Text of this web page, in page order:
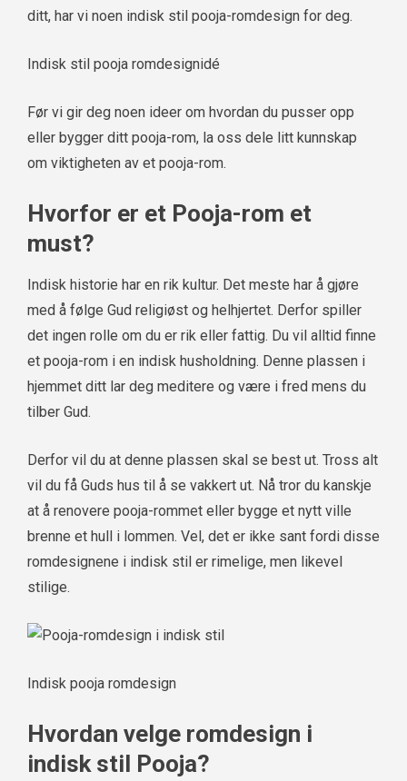
ditt, har vi noen indisk stil pooja-romdesign for deg.
Indisk stil pooja romdesignidé
Før vi gir deg noen ideer om hvordan du pusser opp
eller bygger ditt pooja-rom, la oss dele litt kunnskap
om viktigheten av et pooja-rom.
Hvorfor er et Pooja-rom et
must?
Indisk historie har en rik kultur. Det meste har å gjøre
med å følge Gud religiøst og helhjertet. Derfor spiller
det ingen rolle om du er rik eller fattig. Du vil alltid finne
et pooja-rom i en indisk husholdning. Denne plassen i
hjemmet ditt lar deg meditere og være i fred mens du
tilber Gud.
Derfor vil du at denne plassen skal se best ut. Tross alt
vil du få Guds hus til å se vakkert ut. Nå tror du kanskje
at å renovere pooja-rommet eller bygge et nytt ville
brenne et hull i lommen. Vel, det er ikke sant fordi disse
romdesignene i indisk stil er rimelige, men likevel
stilige.
Indisk pooja romdesign
Hvordan velge romdesign i
indisk stil Pooja?